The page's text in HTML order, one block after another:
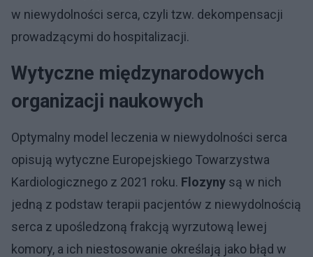
w niewydolności serca, czyli tzw. dekompensacji
prowadzącymi do hospitalizacji.
Wytyczne międzynarodowych
organizacji naukowych
Optymalny model leczenia w niewydolności serca
opisują wytyczne Europejskiego Towarzystwa
Kardiologicznego z 2021 roku. Flozyny są w nich
jedną z podstaw terapii pacjentów z niewydolnością
serca z upośledzoną frakcją wyrzutową lewej
komory, a ich niestosowanie określają jako błąd w